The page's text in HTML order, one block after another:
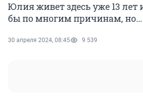
Юлия живет здесь уже 13 лет
бы по многим причинам, но...
30 апреля 2024, 08:45 9 539